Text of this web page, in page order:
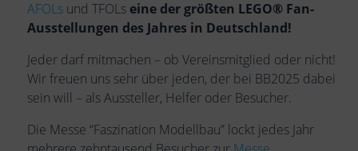
AFOLs und TFOLs eine der größten LEGO® Fan-
Ausstellungen des Jahres in Deutschland!
Jeder darf mitmachen – ob Vereinsmitglied oder nicht!
Wir freuen uns sehr über jeden, der bei BB2025 dabei
sein will – als Aussteller, Helfer oder Besucher.
Die Messe “Faszination Modellbau” lockt jedes Jahr